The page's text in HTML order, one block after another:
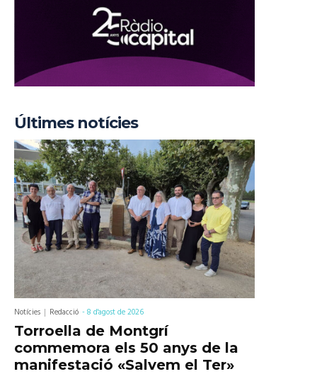
Últimes notícies
Notícies Redacció -8 d'agost de 2026
Torroella de Montgrí
commemora els 50 anys de la
manifestació «Salvem el Ter»